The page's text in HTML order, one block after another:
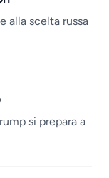
alla scelta russa
si prepara a